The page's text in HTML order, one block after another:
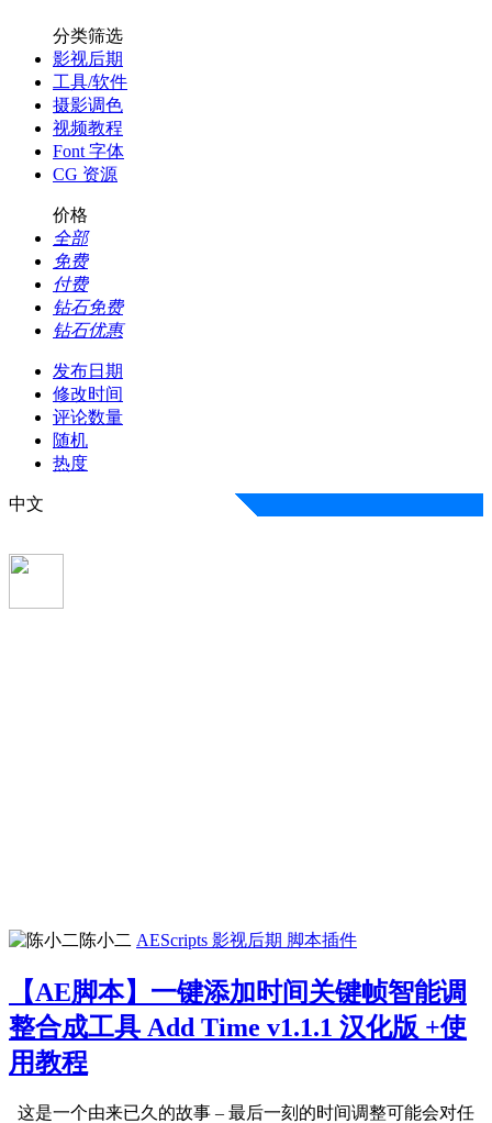
分类筛选
影视后期
工具/软件
摄影调色
视频教程
Font 字体
CG 资源
价格
全部
免费
付费
钻石免费
钻石优惠
发布日期
修改时间
评论数量
随机
热度
中文
陈小二 AEScripts 影视后期 脚本插件
【AE脚本】一键添加时间关键帧智能调
整合成工具 Add Time v1.1.1 汉化版 +使
用教程
这是一个由来已久的故事 – 最后一刻的时间调整可能会对任